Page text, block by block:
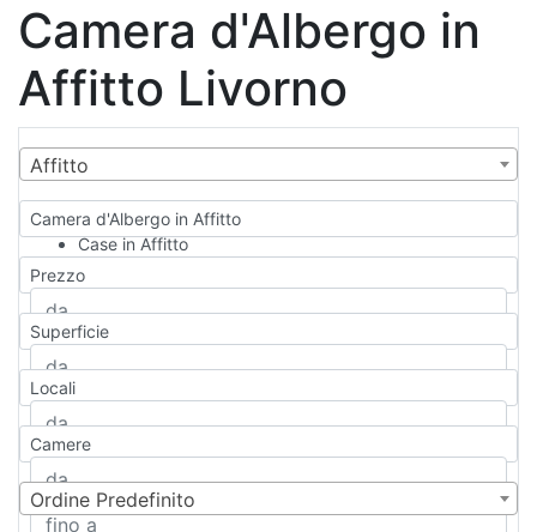
Camera d'Albergo in
Affitto Livorno
Affitto
Camera d'Albergo in Affitto
Case in Affitto
Qualsiasi
Appartamento
Casa indipendente
Casa Semi-indipendente
Attico/Mansarda
Rustico/Casale
Camera d'Albergo
Multiproprietà
Prezzo
Superficie
Locali
Camere
Ordine Predefinito